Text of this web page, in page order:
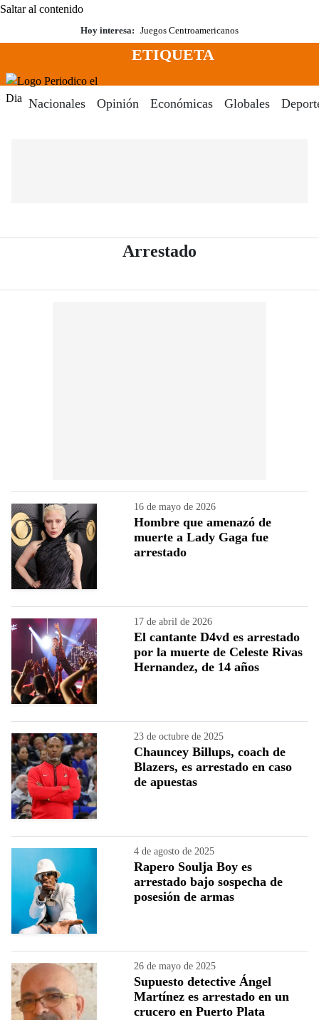
Saltar al contenido
Hoy interesa: Juegos Centroamericanos
Menú
ETIQUETA
Nacionales Opinión Económicas Globales
Arrestado
16 de mayo de 2026
Hombre que amenazó de
muerte a Lady Gaga fue
arrestado
17 de abril de 2026
El cantante D4vd es arrestado
por la muerte de Celeste Rivas
Hernandez, de 14 años
23 de octubre de 2025
Chauncey Billups, coach de
Blazers, es arrestado en caso
de apuestas
4 de agosto de 2025
Rapero Soulja Boy es
arrestado bajo sospecha de
posesión de armas
26 de mayo de 2025
Supuesto detective Ángel
Martínez es arrestado en un
crucero en Puerto Plata